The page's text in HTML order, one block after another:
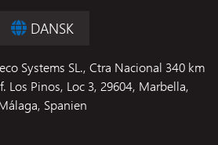
DANSK
Systems SL., Ctra Nacional 340 km
Los Pinos, Loc 3, 29604, Marbella,
Spanien